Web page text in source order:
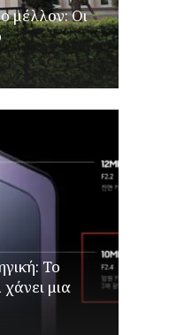
μέλλον: Οι
Το
μια